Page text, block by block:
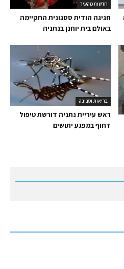
חדשות מהעיר
חגיגה הודית ססגונית התקיימה
באולם בית יוחנן בנתניה
בריאות וסביבה
ראש עיריית נתניה דורשת טיפול
דחוף במפגע יתושים